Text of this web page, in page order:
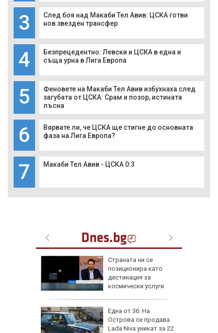
3
След боя над Макаби Тел Авив: ЦСКА готви
нов звезден трансфер
4
Безпрецедентно: Левски и ЦСКА в една и
съща урна в Лига Европа
5
Феновете на Макаби Тел Авив избухнаха след
загубата от ЦСКА: Срам и позор, истината
лъсна
6
Вярвате ли, че ЦСКА ще стигне до основната
фаза на Лига Европа?
7 Макаби Тел Авив - ЦСКА 0:3
Страната ни се
позиционира като
дестинация за
космически услуги
Една от 36: На
Острова се продава
Lada Niva уникат за 22